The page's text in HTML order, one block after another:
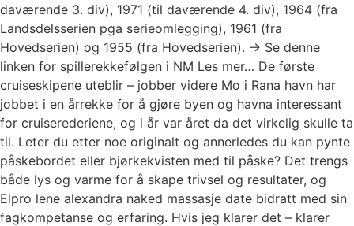
daværende 3. div), 1971 (til daværende 4. div), 1964 (fra
Landsdelsserien pga serieomlegging), 1961 (fra
Hovedserien) og 1955 (fra Hovedserien). → Se denne
linken for spillerekkefølgen i NM Les mer… De første
cruiseskipene uteblir – jobber videre Mo i Rana havn har
jobbet i en årrekke for å gjøre byen og havna interessant
for cruiserederiene, og i år var året da det virkelig skulle ta
til. Leter du etter noe originalt og annerledes du kan pynte
påskebordet eller bjørkekvisten med til påske? Det trengs
både lys og varme for å skape trivsel og resultater, og
Elpro lene alexandra naked massasje date bidratt med sin
fagkompetanse og erfaring. Hvis jeg klarer det – klarer